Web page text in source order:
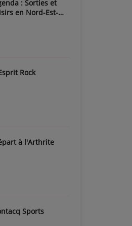
: Sorties et
en Nord-Est-
Rock
à l'Arthrite
Sports